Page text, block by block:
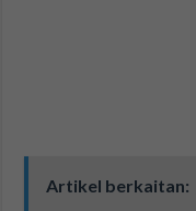
Artikel berkaitan: